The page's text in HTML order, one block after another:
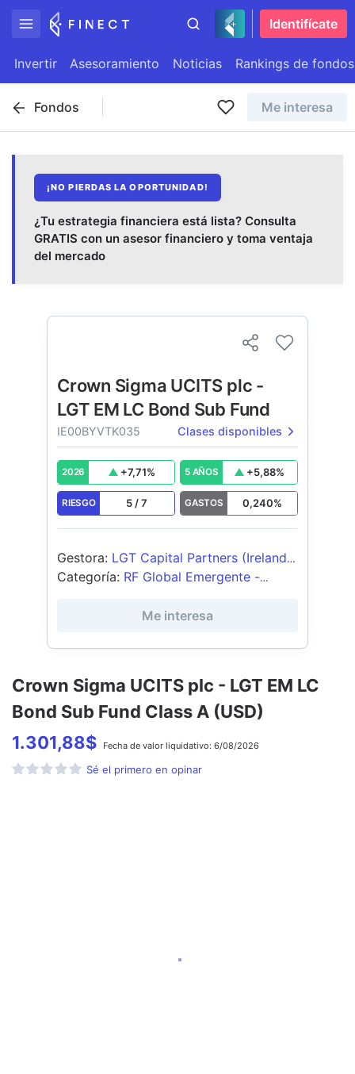
Identifícate
Invertir Asesoramiento Noticias Rankings de fondos
Fondos Me interesa
¡NO PIERDAS LA OPORTUNIDAD!
¿Tu estrategia financiera está lista? Consulta
GRATIS con un asesor financiero y toma ventaja
del mercado
Crown Sigma UCITS plc - LGT EM LC
Bond Sub Fund Class A (USD)
1.301,88$ Fecha de valor liquidativo: 6/08/2026
Sé el primero en opinar
Crown Sigma UCITS plc -
LGT EM LC Bond Sub Fund
IE00BYVTK035 Clases disponibles
2026 +7,71% 5 AÑOS +5,88%
RIESGO 5 /7 GASTOS 0,240%
Gestora: LGT Capital Partners (Ireland)
Limited
Categoría: RF Global Emergente -
Me interesa